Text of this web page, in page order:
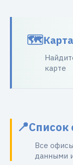
карте
Список
Все
данными